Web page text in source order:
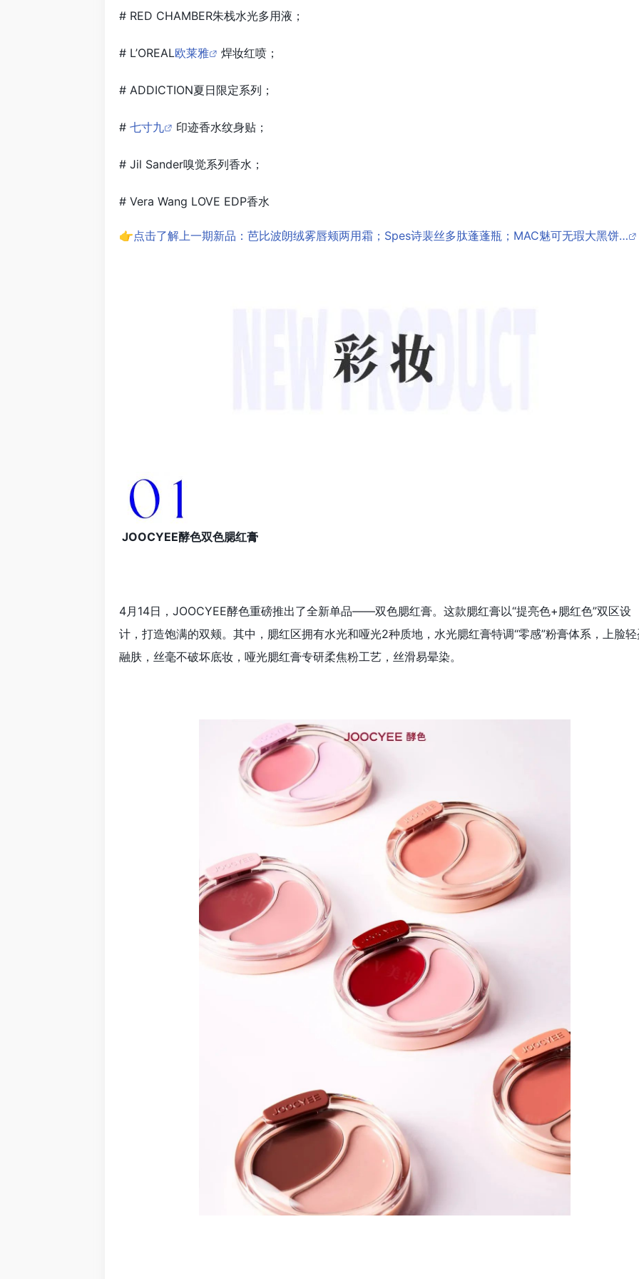
# RED CHAMBER朱栈水光多用液；
# L’OREAL欧莱雅 焊妆红喷；
# ADDICTION夏日限定系列；
# 七寸九 印迹香水纹身贴；
# Jil Sander嗅觉系列香水；
# Vera Wang LOVE EDP香水
👉点击了解上一期新品：芭比波朗绒雾唇颊两用霜；Spes诗裴丝多肽蓬蓬瓶；MAC魅可无瑕大黑饼…
JOOCYEE酵色双色腮红膏
4月14日，JOOCYEE酵色重磅推出了全新单品——双色腮红膏。这款腮红膏以“提亮色+腮红色”双区设
计，打造饱满的双颊。其中，腮红区拥有水光和哑光2种质地，水光腮红膏特调“零感”粉膏体系，上脸
融肤，丝毫不破坏底妆，哑光腮红膏专研柔焦粉工艺，丝滑易晕染。